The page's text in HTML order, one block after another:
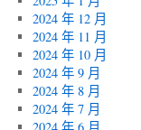
2024 年 12 月
2024 年 11 月
2024 年 10 月
2024 年 9 月
2024 年 8 月
2024 年 7 月